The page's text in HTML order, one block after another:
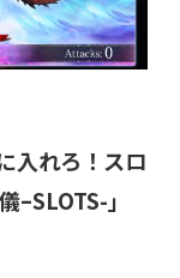
入れろ！スロ
–SLOTS-」